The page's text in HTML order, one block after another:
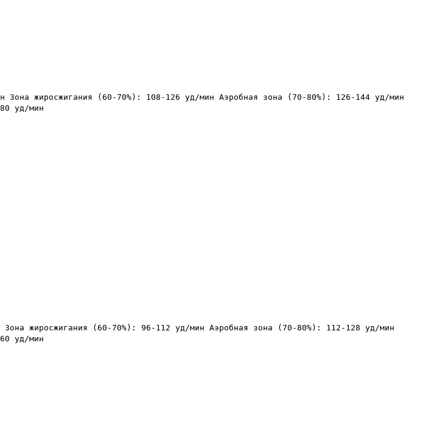
жиросжигания (60-70%): 108-126 уд/мин Аэробная зона (70-80%): 126-144 уд/мин
уд/мин
жиросжигания (60-70%): 96-112 уд/мин Аэробная зона (70-80%): 112-128 уд/мин
уд/мин